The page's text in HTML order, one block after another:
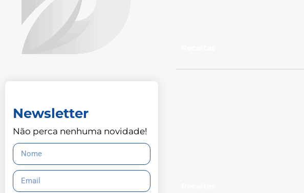
Newsletter
Não perca nenhuma novidade!